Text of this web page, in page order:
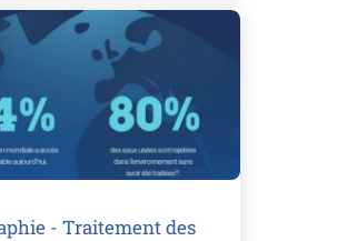
- Traitement des